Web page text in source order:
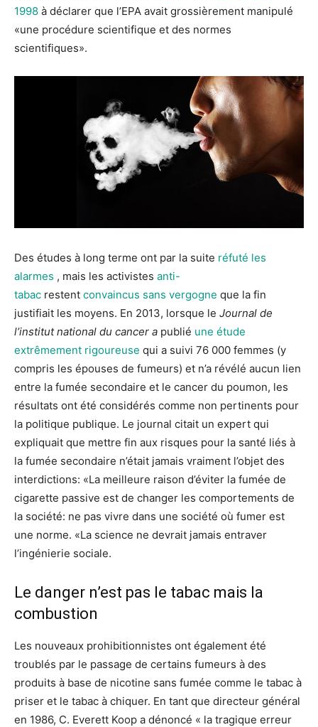
1998 à déclarer que l’EPA avait grossièrement manipulé
«une procédure scientifique et des normes
scientifiques».
Des études à long terme ont par la suite réfuté les
alarmes , mais les activistes anti-
tabac restent convaincus sans vergogne que la fin
justifiait les moyens. En 2013, lorsque le Journal de
l’institut national du cancer a publié une étude
extrêmement rigoureuse qui a suivi 76 000 femmes (y
compris les épouses de fumeurs) et n’a révélé aucun lien
entre la fumée secondaire et le cancer du poumon, les
résultats ont été considérés comme non pertinents pour
la politique publique. Le journal citait un expert qui
expliquait que mettre fin aux risques pour la santé liés à
la fumée secondaire n’était jamais vraiment l’objet des
interdictions: «La meilleure raison d’éviter la fumée de
cigarette passive est de changer les comportements de
la société: ne pas vivre dans une société où fumer est
une norme. «La science ne devrait jamais entraver
l’ingénierie sociale.
Le danger n’est pas le tabac mais la
combustion
Les nouveaux prohibitionnistes ont également été
troublés par le passage de certains fumeurs à des
produits à base de nicotine sans fumée comme le tabac à
priser et le tabac à chiquer. En tant que directeur général
en 1986, C. Everett Koop a dénoncé « la tragique erreur